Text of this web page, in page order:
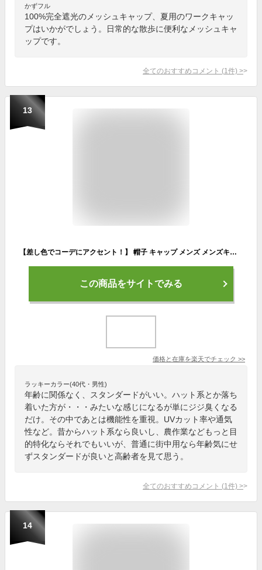
かずフル
100%完全遮光のメッシュキャップ、夏用のワークキャッ
プはいかがでしょう。日常的な散歩に便利なメッシュキャ
ップです。
全てのおすすめコメント (1 件) >
13
【差し色でコーデにアクセント！】 帽子 キャップ メンズ メンズキャップ レディース レディースキャップ ツートーン 2色 2カラー ウォッシュ加工 無地 シンプル ぼうし ピグメント加工 色落ち加工 2色カラー ツートーンキャップ ツートンキャップ 登山
この商品をサイトでみる
価格と在庫を楽天でチェック >>
ラッキーカラー(40代・男性)
年齢に関係なく、スタンダードがいい。ハット系とか落ち
着いた方が・・・みたいな感じになるが単にジジ臭くなる
だけ。その中であとは機能性を重視。UVカット率や通気
性など。昔からハット系なら良いし、農作業などもっと目
的特化ならそれでもいいが、普通に街中用なら年齢気にせ
ずスタンダードが良いと高齢者を見て思う。
全てのおすすめコメント (1 件) >
14